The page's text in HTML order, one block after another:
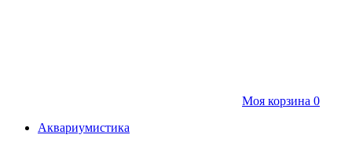
Моя корзина 0
Аквариумистика